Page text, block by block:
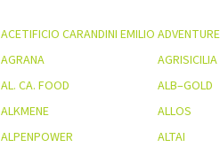
ACETIFICIO CARANDINI EMILIO
AGRANA AGRISICILIA
AL. CA. FOOD ALB–GOLD
ALKMENE ALLOS
ALPENPOWER ALTAI